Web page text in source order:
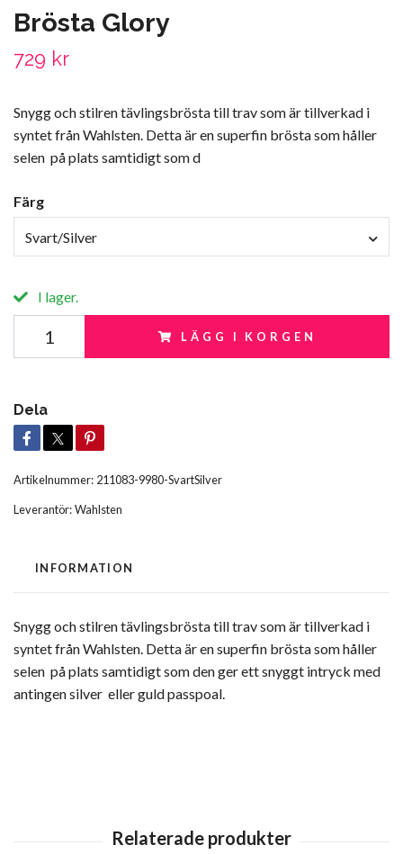
Brösta Glory
729 kr
Snygg och stilren tävlingsbrösta till trav som är tillverkad i
syntet från Wahlsten. Detta är en superfin brösta som håller
selen på plats samtidigt som d
Färg
Svart/Silver
I lager.
LÄGG I KORGEN
Dela
Artikelnummer: 211083-9980-SvartSilver
Leverantör:Wahlsten
INFORMATION
Snygg och stilren tävlingsbrösta till trav som är tillverkad i
syntet från Wahlsten. Detta är en superfin brösta som håller
selen på plats samtidigt som den ger ett snyggt intryck med
antingen silver eller guld passpoal.